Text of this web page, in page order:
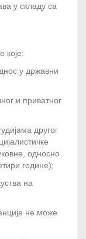
у складу са
које:
у државни
и приватног
другог
односно
године);
на
не може